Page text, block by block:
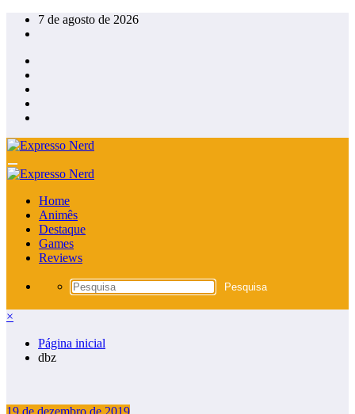
Pular
para
conteúdo
7 de agosto de 2026
Home
Animês
Destaque
Games
Reviews
×
Página inicial
dbz
19 de dezembro de 2019